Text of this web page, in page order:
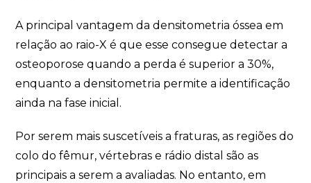
A principal vantagem da densitometria óssea em
relação ao raio-X é que esse consegue detectar a
osteoporose quando a perda é superior a 30%,
enquanto a densitometria permite a identificação
ainda na fase inicial.
Por serem mais suscetíveis a fraturas, as regiões do
colo do fêmur, vértebras e rádio distal são as
principais a serem a avaliadas. No entanto, em